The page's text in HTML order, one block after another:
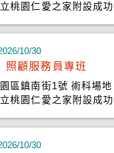
桃園仁愛之家附設成
10/30
照顧服務員專班
區鎮南街1號 術科場
桃園仁愛之家附設成
10/30